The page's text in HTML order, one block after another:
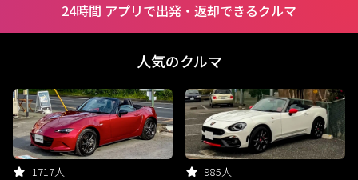
24時間 アプリで出発・返却できるクルマ
人気のクルマ
1717人 985人